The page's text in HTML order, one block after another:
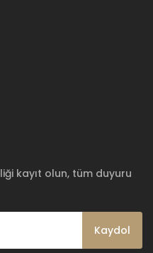
kayıt olun, tüm duyuru
Kaydol